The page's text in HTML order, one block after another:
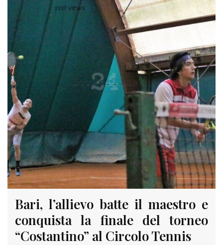
2327 VIEWS
Bari, l’allievo batte il maestro e
conquista la finale del torneo
“Costantino” al Circolo Tennis